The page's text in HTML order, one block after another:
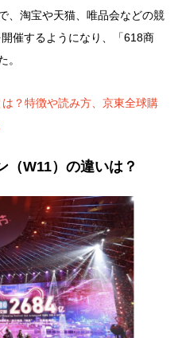
、淘宝や天猫、唯品会などの競
催するようになり、「618商
。
？特徴や読み方、京東全球購
（W11）の違いは？